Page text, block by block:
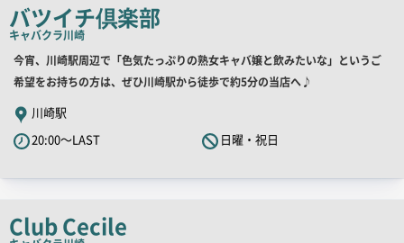
コ
ピ
ー
バツイチ倶楽部
キャバクラ川崎
店
舗
PR
キ
ャ
ピ
今宵、川崎駅周辺で「色気たっぷりの熟女キャバ嬢と飲みたいな」というご
希望をお持ちの方は、ぜひ川崎駅から徒歩で約5分の当店へ♪
川崎駅
20:00～LAST
日曜・祝日
Club Cecile